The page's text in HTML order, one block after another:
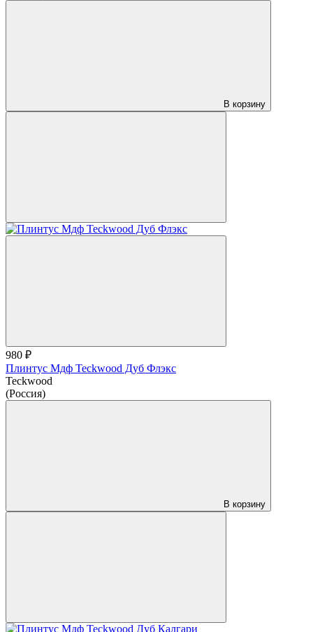
В корзину
980 ₽
Плинтус Мдф Teckwood Дуб Флэкс
Teckwood
(Россия)
В корзину